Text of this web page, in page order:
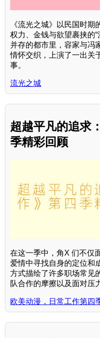
《流光之城》以民国时
权力、金钱与欲望裹挟的
并存的都市里，容家与冯
情怀交织，上演了一出关
事。
流光之城
超越平凡的追求
季精彩回顾
在这一季中，角X 们不仅
爱情中寻找自身的定位和
方式描绘了许多职场常见
队合作的摩擦以及面对压
欧美动漫，日常工作第四